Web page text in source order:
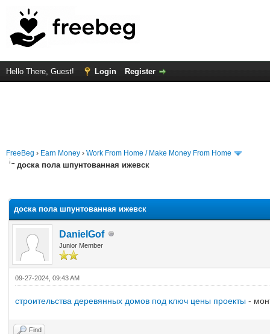
Hello There, Guest! Login Register
FreeBeg › Earn Money › Work From Home / Make Money From Home
доска пола шпунтованная ижевск
доска пола шпунтованная ижевск
DanielGof
Junior Member
09-27-2024, 09:43 AM
строительства деревянных домов под ключ цены проекты -
Find